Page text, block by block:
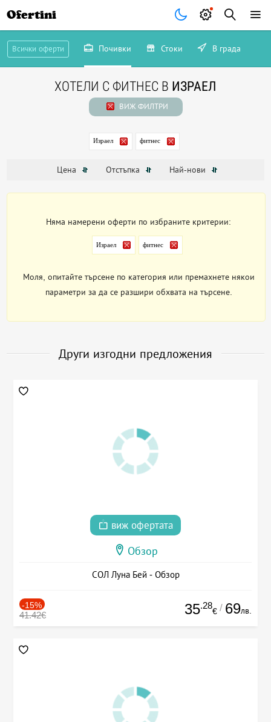
Ofertini
Всички оферти Почивки Стоки В града
ХОТЕЛИ С ФИТНЕС В ИЗРАЕЛ
ВИЖ ФИЛТРИ
Израел фитнес
Цена Отстъпка Най-нови
Няма намерени оферти по избраните критерии:
Израел фитнес
Моля, опитайте търсене по категория или премахнете някои
параметри за да се разшири обхвата на търсене.
Други изгодни предложения
виж офертата
Обзор
СОЛ Луна Бей - Обзор
-15%
41.42€ 35.28
€ / 69лв.